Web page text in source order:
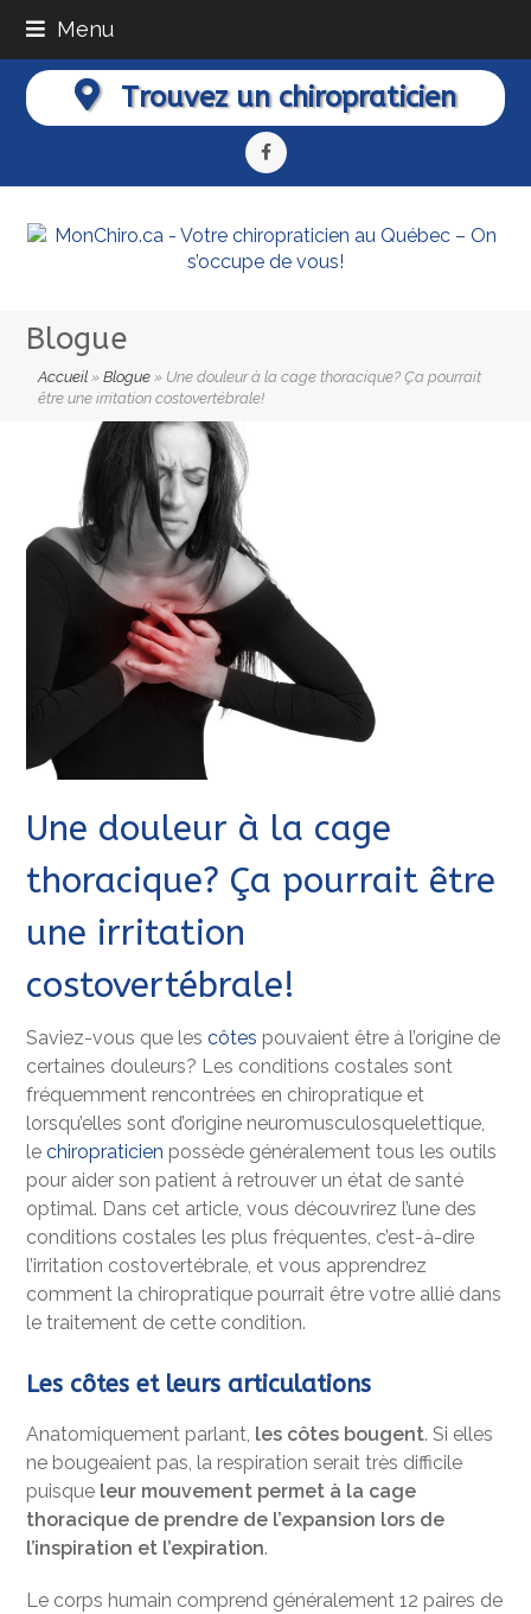
Menu
Trouvez un chiropraticien
Facebook
Blogue
Accueil »Blogue » Une douleur à la cage thoracique? Ça pourrait
être une irritation costovertébrale!
Une douleur à la cage
thoracique? Ça pourrait être
une irritation
costovertébrale!
Saviez-vous que lescôtes pouvaient être à l’origine de
certaines douleurs? Les conditions costales sont
fréquemment rencontrées en chiropratique et
lorsqu’elles sont d’origine neuromusculosquelettique,
lechiropraticien possède généralement tous les outils
pour aider son patient à retrouver un état de santé
optimal. Dans cet article, vous découvrirez l’une des
conditions costales les plus fréquentes, c’est-à-dire
l’irritation costovertébrale, et vous apprendrez
comment la chiropratique pourrait être votre allié dans
le traitement de cette condition.
Les côtes et leurs articulations
Anatomiquement parlant, les côtes bougent. Si elles
ne bougeaient pas, la respiration serait très difficile
puisque leur mouvement permet à la cage
thoracique de prendre de l’expansion lors de
l’inspiration et l’expiration.
Le corps humain comprend généralement 12 paires de